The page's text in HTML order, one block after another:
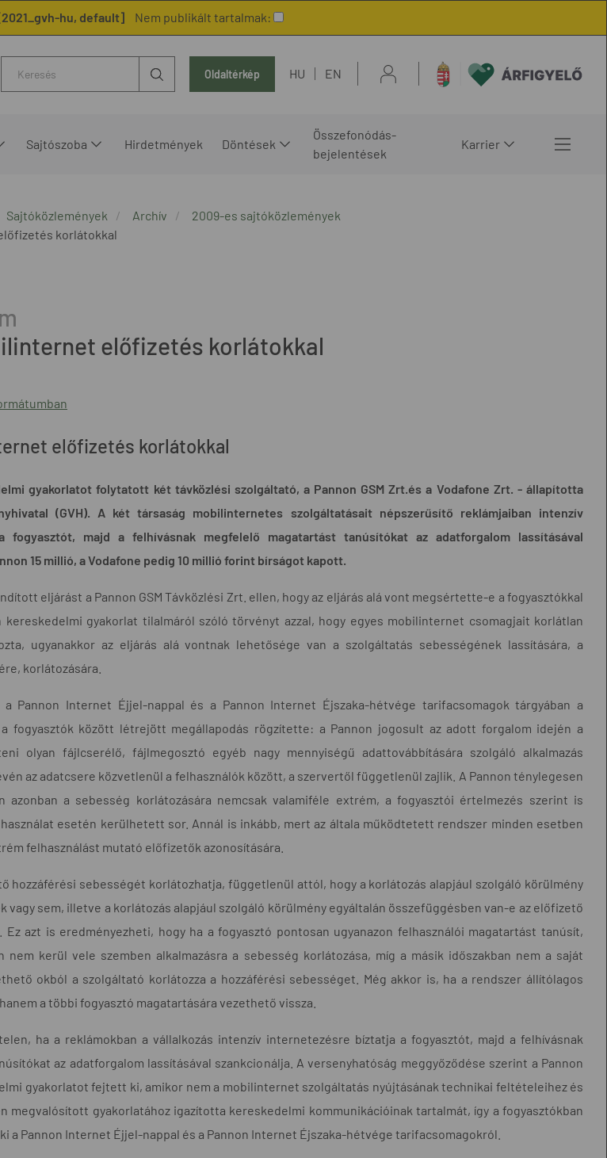
hu, default] Nem publikált tartalmak:
Oldaltérkép HU EN
Sajtószoba Hirdetmények Döntések
Összefonódás-
bejelentések
Karrier
Sajtóközlemények Archív
2009-es sajtóközlemények
korlátokkal
előfizetés korlátokkal
előfizetés korlátokkal
gyakorlatot folytatott két távközlési szolgáltató, a Pannon GSM Zrt.és a Vodafone Zrt. - állapította
(GVH). A két társaság mobilinternetes szolgáltatásait népszerűsítő reklámjaiban intenzív
fogyasztót, majd a felhívásnak megfelelő magatartást tanúsítókat az adatforgalom lassításával
15 millió, a Vodafone pedig 10 millió forint bírságot kapott.
eljárást a Pannon GSM Távközlési Zrt. ellen, hogy az eljárás alá vont megsértette-e a fogyasztókkal
gyakorlat tilalmáról szóló törvényt azzal, hogy egyes mobilinternet csomagjait korlátlan
ugyanakkor az eljárás alá vontnak lehetősége van a szolgáltatás sebességének lassítására, a
korlátozására.
a Pannon Internet Éjjel-nappal és a Pannon Internet Éjszaka-hétvége tarifacsomagok tárgyában a
fogyasztók között létrejött megállapodás rögzítette: a Pannon jogosult az adott forgalom idején a
olyan fájlcserélő, fájlmegosztó egyéb nagy mennyiségű adattovábbítására szolgáló alkalmazás
az adatcsere közvetlenül a felhasználók között, a szervertől függetlenül zajlik. A Pannon ténylegesen
azonban a sebesség korlátozására nemcsak valamiféle extrém, a fogyasztói értelmezés szerint is
esetén kerülhetett sor. Annál is inkább, mert az általa működtetett rendszer minden esetben
felhasználást mutató előfizetők azonosítására.
hozzáférési sebességét korlátozhatja, függetlenül attól, hogy a korlátozás alapjául szolgáló körülmény
sem, illetve a korlátozás alapjául szolgáló körülmény egyáltalán összefüggésben van-e az előfizető
Ez azt is eredményezheti, hogy ha a fogyasztó pontosan ugyanazon felhasználói magatartást tanúsít,
nem kerül vele szemben alkalmazásra a sebesség korlátozása, míg a másik időszakban nem a saját
okból a szolgáltató korlátozza a hozzáférési sebességet. Még akkor is, ha a rendszer állítólagos
a többi fogyasztó magatartására vezethető vissza.
ha a reklámokban a vállalkozás intenzív internetezésre bíztatja a fogyasztót, majd a felhívásnak
az adatforgalom lassításával szankcionálja. A versenyhatóság meggyőződése szerint a Pannon
gyakorlatot fejtett ki, amikor nem a mobilinternet szolgáltatás nyújtásának technikai feltételeihez és
megvalósított gyakorlatához igazította kereskedelmi kommunikációinak tartalmát, így a fogyasztókban
a Pannon Internet Éjjel-nappal és a Pannon Internet Éjszaka-hétvége tarifacsomagokról.